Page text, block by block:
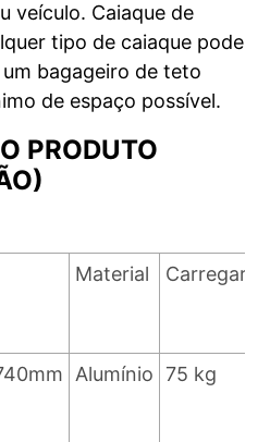
veículo. Caiaque de
tipo de caiaque pode
bagageiro de teto
de espaço possível.
PRODUTO
Material Carregar
Alumínio 75 kg